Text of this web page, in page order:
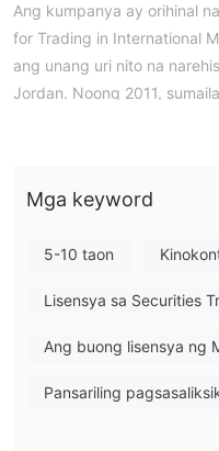
Ang kumpanya ay orihinal
for Trading in International
ang unang uri nito na
Jordan. Noong 2011,
Mga Kalamangan at
Tunay ba ang CGFX?
Paghihiwalay ng mga
upang protektahan ang
Gayunpaman, ito ay
may kasamang tiyak na
Mga keyword
5-10 taon
Lisensya sa Securities
Ang buong lisensya ng
Pansariling